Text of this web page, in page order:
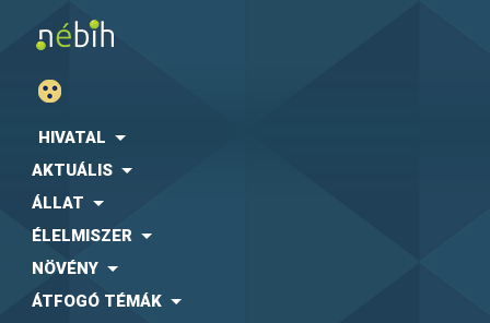
HIVATAL
AKTUÁLIS
ÁLLAT
ÉLELMISZER
NÖVÉNY
ÁTFOGÓ TÉMÁK